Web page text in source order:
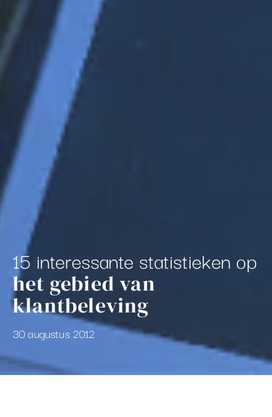
15 interessante statistieken op
het gebied van
klantbeleving
30 augustus 2012
advertenties u van ons te zien krijgt, om te
voorkomen dat u steeds dezelfde advertentie
ziet.